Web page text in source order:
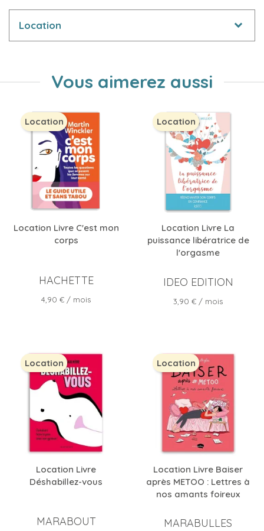
Location
Vous aimerez aussi
Location Livre C'est mon
corps
HACHETTE
Prix
4,90 € / mois
Location
Location Livre La
puissance libératrice de
l'orgasme
IDEO EDITION
Prix
3,90 € / mois
Location
Location Livre
Déshabillez-vous
MARABOUT
Location
Location Livre Baiser
après METOO : Lettres à
nos amants foireux
MARABULLES
Location